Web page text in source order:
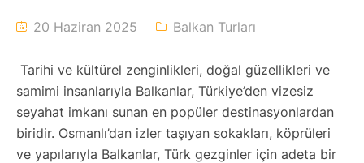
20 Haziran 2025 Balkan Turları
Tarihi ve kültürel zenginlikleri, doğal güzellikleri ve
samimi insanlarıyla Balkanlar, Türkiye’den vizesiz
seyahat imkanı sunan en popüler destinasyonlardan
biridir. Osmanlı’dan izler taşıyan sokakları, köprüleri
ve yapılarıyla Balkanlar, Türk gezginler için adeta bir